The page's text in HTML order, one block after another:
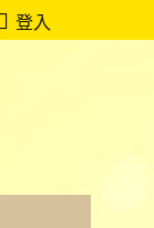
登入